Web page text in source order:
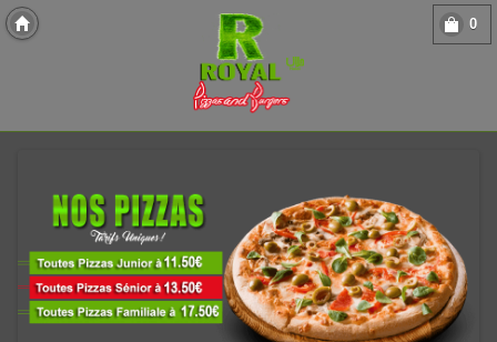
0
Copyright 2013 Des-Click Com